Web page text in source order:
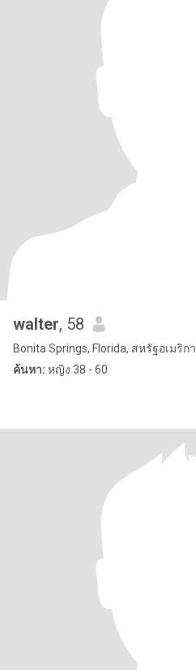
walter, 58
Bonita Springs, Florida, สหรัฐอเมริกา
ค้นหา: หญิง 38 - 60